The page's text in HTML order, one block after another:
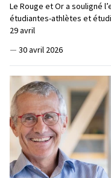
Le Rouge et Or a souligné
étudiantes-athlètes et
29 avril
— 30 avril 2026